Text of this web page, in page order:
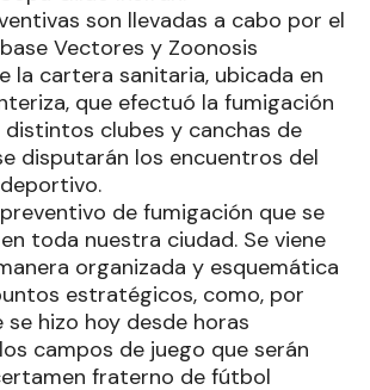
son llevadas a cabo por el
Vectores y Zoonosis
la cartera sanitaria, ubicada en
que efectuó la fumigación
distintos clubes y canchas de
disputarán los encuentros del
de fumigación que se
toda nuestra ciudad. Se viene
organizada y esquemática
estratégicos, como, por
se hizo hoy desde horas
campos de juego que serán
fraterno de fútbol